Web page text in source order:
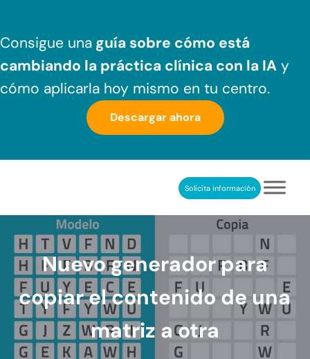
Consigue una guía sobre cómo está
cambiando la práctica clínica con la IA y
cómo aplicarla hoy mismo en tu centro.
Descargar ahora
REHABILITACIÓN COGNITIVA PROFESIONALSolicita información
Nuevo generador para
copiar el contenido de una
matriz a otra